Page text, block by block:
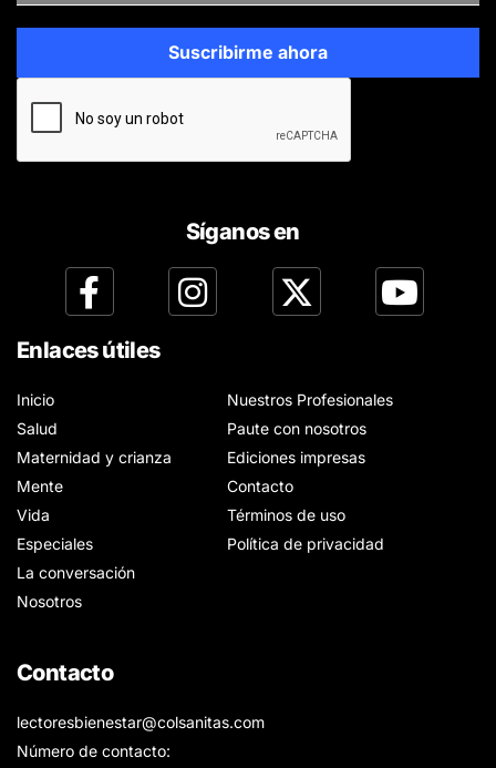
Síganos en
Enlaces útiles
Inicio
Salud
Maternidad y crianza
Mente
Vida
Especiales
La conversación
Nosotros
Nuestros Profesionales
Paute con nosotros
Ediciones impresas
Contacto
Términos de uso
Política de privacidad
Contacto
lectoresbienestar@colsanitas.com
Número de contacto: